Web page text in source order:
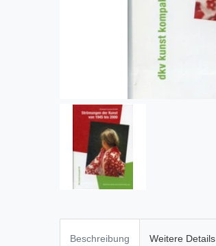
Beschreibung Weitere Details